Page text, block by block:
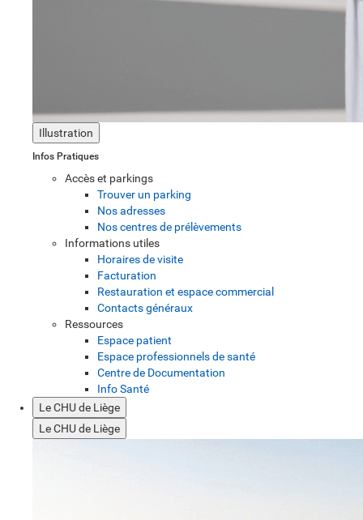
Illustration
Infos Pratiques
Accès et parkings
Trouver un parking
Nos adresses
Nos centres de prélèvements
Informations utiles
Horaires de visite
Facturation
Restauration et espace commercial
Contacts généraux
Ressources
Espace patient
Espace professionnels de santé
Centre de Documentation
Info Santé
Le CHU de Liège
Le CHU de Liège